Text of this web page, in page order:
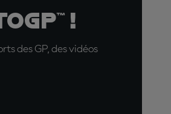
!
des GP, des vidéos